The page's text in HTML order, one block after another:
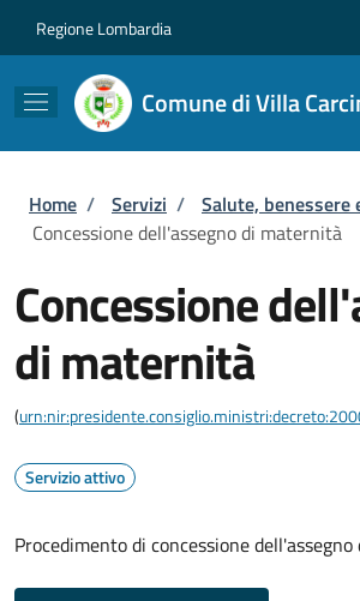
Regione Lombardia
Comune di Villa
Briciole di pane
Home / Servizi / Salute, benessere
Concessione dell'assegno di maternità
Concessione
di maternità
(
Servizio attivo
Procedimento di concessione